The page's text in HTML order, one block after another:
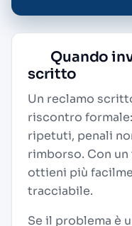
Quando
scritto
Un reclamo
riscontro
ripetuti, penali
rimborso. Con
ottieni più
tracciabile.
Se il problema è